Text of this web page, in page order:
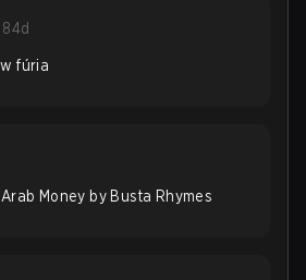
84d
fúria
Money by Busta Rhymes